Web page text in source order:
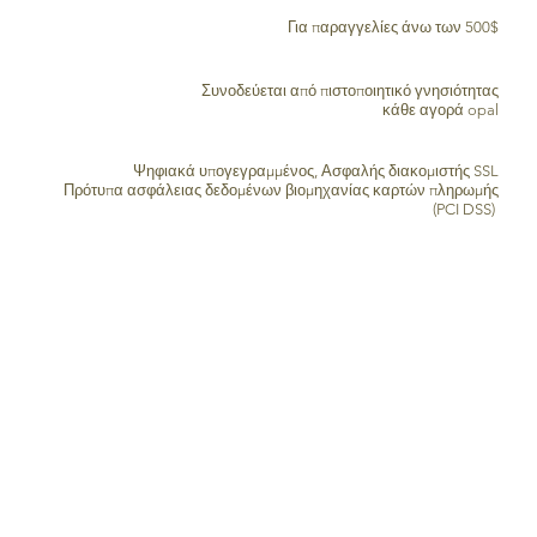
Για παραγγελίες άνω των 500$
Συνοδεύεται από πιστοποιητικό γνησιότητας
κάθε αγορά opal
Ψηφιακά υπογεγραμμένος, Ασφαλής διακομιστής SSL
Πρότυπα ασφάλειας δεδομένων βιομηχανίας καρτών πληρωμής
(PCI DSS)